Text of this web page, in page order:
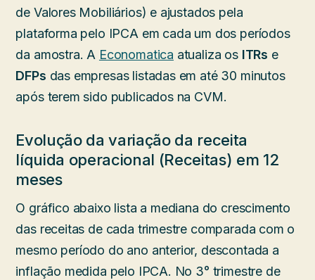
de Valores Mobiliários) e ajustados pela
plataforma pelo IPCA em cada um dos períodos
da amostra. A Economatica atualiza os ITRs e
DFPs das empresas listadas em até 30 minutos
após terem sido publicados na CVM.
Evolução da variação da receita
líquida operacional (Receitas) em 12
meses
O gráfico abaixo lista a mediana do crescimento
das receitas de cada trimestre comparada com o
mesmo período do ano anterior, descontada a
inflação medida pelo IPCA. No 3° trimestre de